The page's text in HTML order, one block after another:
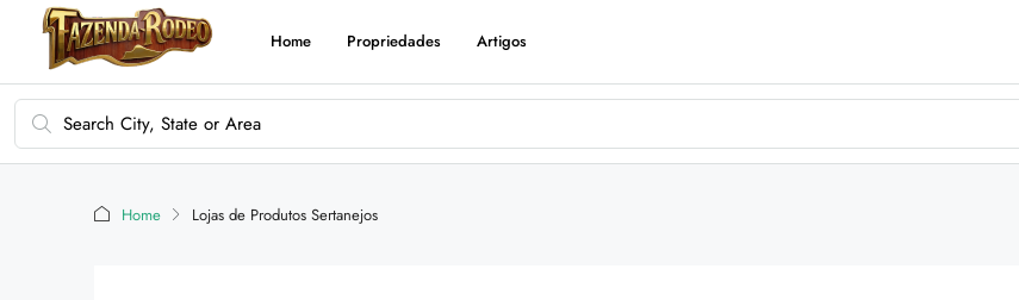
Home Propriedades Artigos
Home Lojas de Produtos Sertanejos